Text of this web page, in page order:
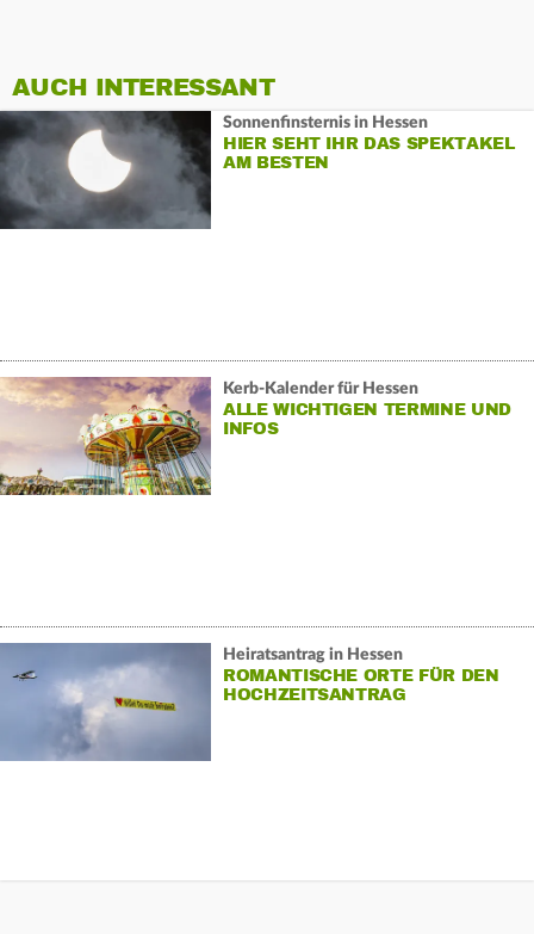
AUCH INTERESSANT
Sonnenfinsternis in Hessen
HIER SEHT IHR DAS SPEKTAKEL
AM BESTEN
Kerb-Kalender für Hessen
ALLE WICHTIGEN TERMINE UND
INFOS
Heiratsantrag in Hessen
ROMANTISCHE ORTE FÜR DEN
HOCHZEITSANTRAG